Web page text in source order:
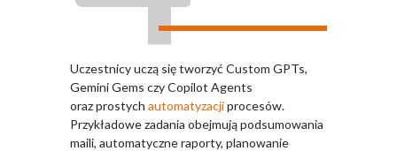
Uczestnicy uczą się tworzyć Custom GPTs,
Gemini Gems czy Copilot Agents
oraz prostych automatyzacjiprocesów.
Przykładowe zadania obejmują podsumowania
maili, automatyczne raporty, planowanie